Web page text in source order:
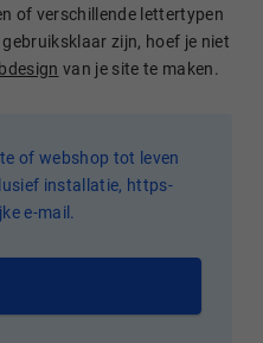
of verschillende lettertypen
zijn, hoef je niet
van je site te maken.
of webshop tot leven
installatie, https-
e-mail.